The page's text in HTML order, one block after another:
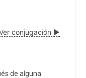
conjugación ▶
de alguna